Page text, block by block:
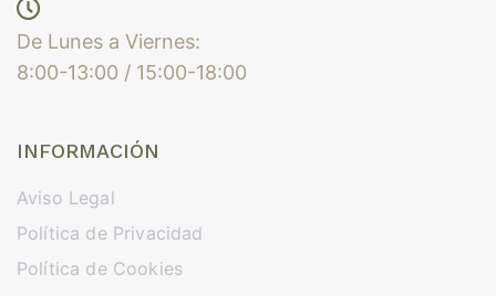
De Lunes a Viernes:
8:00-13:00 / 15:00-18:00
INFORMACIÓN
Aviso Legal
Política de Privacidad
Política de Cookies